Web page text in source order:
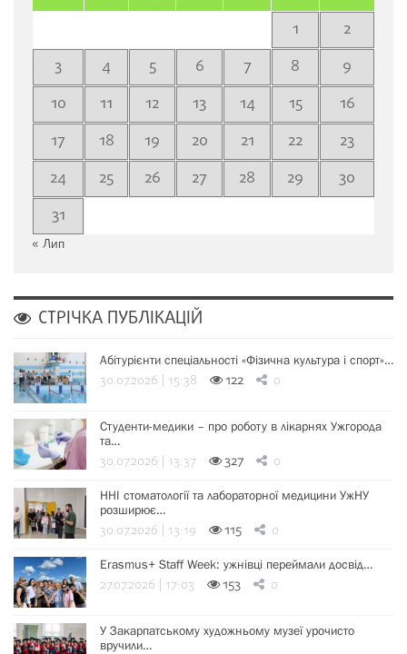
1
2
3
4 5 6 7 8
9
10
11 12 13 14 15
16
17
18 19 20 21 22
23
24
25 26 27 28 29
30
31
« Лип
СТРІЧКА ПУБЛІКАЦІЙ
Абітурієнти спеціальності «Фізична культура і спорт»…
30.07.2026 | 15:38 122 0
Студенти-медики – про роботу в лікарнях Ужгорода
та…
30.07.2026 | 13:37 327 0
ННІ стоматології та лабораторної медицини УжНУ
розширює…
30.07.2026 | 13:19 115 0
Erasmus+ Staff Week: ужнівці переймали досвід…
27.07.2026 | 17:03 153 0
У Закарпатському художньому музеї урочисто
вручили…